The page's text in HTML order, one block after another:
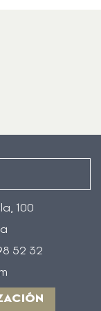
100
52 32